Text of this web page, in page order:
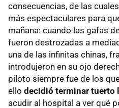
consecuencias, de las
más espectaculares para
mañana: cuando las gafas
fueron destrozadas a
una de las infinitas chinas,
introdujeron en su ojo
piloto siempre fue de los
ello decidió terminar tuerto
acudir al hospital a ver qué